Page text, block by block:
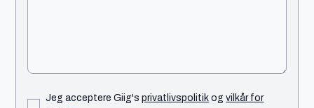
Jeg acceptere Giig'sprivatlivspolitikogvilkår for